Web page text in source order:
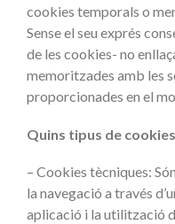
cookies temporals o
Sense el seu exprés
de les cookies- no
memoritzades amb les
proporcionades en el
Quins tipus de
– Cookies tècniques:
la navegació a través
aplicació i la utilització